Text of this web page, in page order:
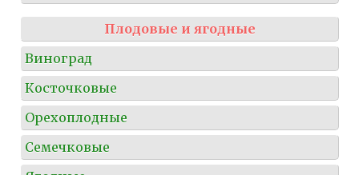
Плодовые и ягодные
Виноград
Косточковые
Орехоплодные
Семечковые